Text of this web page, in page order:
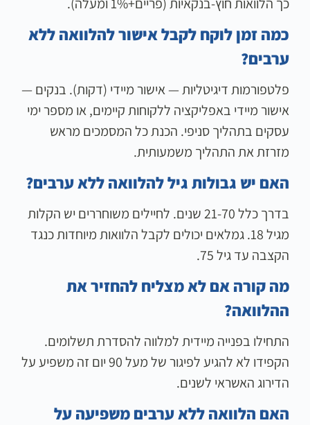
כמה זמן לוקח לקבל אישור להלוואה ללא
ערבים?
פלטפורמות דיגיטליות — אישור מיידי (דקות). בנקים —
אישור מיידי באפליקציה ללקוחות קיימים, או מספר ימי
עסקים בתהליך סניפי. הכנת כל המסמכים מראש
מזרזת את התהליך משמעותית.
האם יש גבולות גיל להלוואה ללא ערבים?
בדרך כלל 21-70 שנים. לחיילים משוחררים יש הקלות
מגיל 18. גמלאים יכולים לקבל הלוואות מיוחדות כנגד
הקצבה עד גיל 75.
מה קורה אם לא מצליח להחזיר את
ההלוואה?
התחילו בפנייה מיידית למלווה להסדרת תשלומים.
הקפידו לא להגיע לפיגור של מעל 90 יום זה משפיע על
הדירוג האשראי לשנים.
האם הלוואה ללא ערבים משפיעה על